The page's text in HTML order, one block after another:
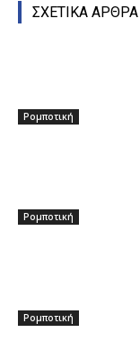
ΣΧΕΤΙΚΑ ΑΡΘΡΑ
Ρομποτική
Ρομποτική
Ρομποτική